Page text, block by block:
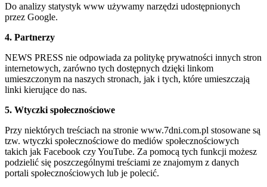
Do analizy statystyk www używamy narzędzi udostępnionych
przez Google.
4. Partnerzy
NEWS PRESS nie odpowiada za politykę prywatności innych stron
internetowych, zarówno tych dostępnych dzięki linkom
umieszczonym na naszych stronach, jak i tych, które umieszczają
linki kierujące do nas.
5. Wtyczki społecznościowe
Przy niektórych treściach na stronie www.7dni.com.pl stosowane są
tzw. wtyczki społecznościowe do mediów społecznościowych
takich jak Facebook czy YouTube. Za pomocą tych funkcji możesz
podzielić się poszczególnymi treściami ze znajomym z danych
portali społecznościowych lub je polecić.